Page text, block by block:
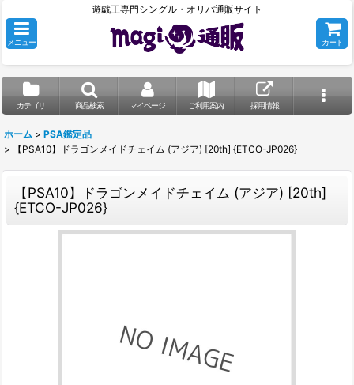
遊戯王専門シングル・オリパ通販サイト
メニュー カート
カテゴリ 商品検索 マイページ ご利用案内 採用情報
ホーム > PSA鑑定品
>
【PSA10】ドラゴンメイドチェイム (アジア) [20th] {ETCO-JP026}
【PSA10】ドラゴンメイドチェイム (アジア) [20th]
{ETCO-JP026}